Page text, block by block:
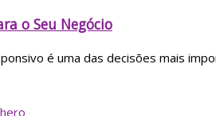
o Seu Negócio
é uma das decisões mais